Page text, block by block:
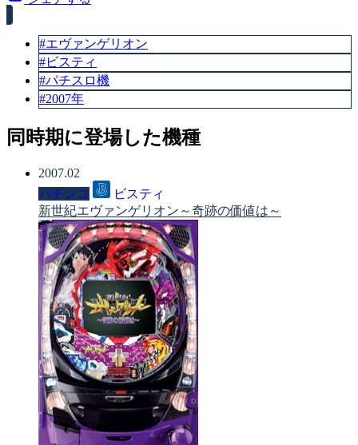
#エヴァンゲリオン
#ビスティ
#パチスロ機
#2007年
同時期に登場した機種
2007.02
パチンコ
ビスティ
新世紀エヴァンゲリオン～奇跡の価値は～